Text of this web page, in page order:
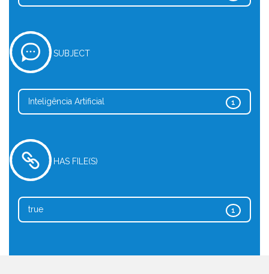
SUBJECT
1
Inteligência Artificial
HAS FILE(S)
1
true